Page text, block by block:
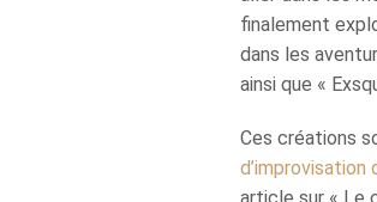
finalement
dans les
ainsi que «
Ces créations